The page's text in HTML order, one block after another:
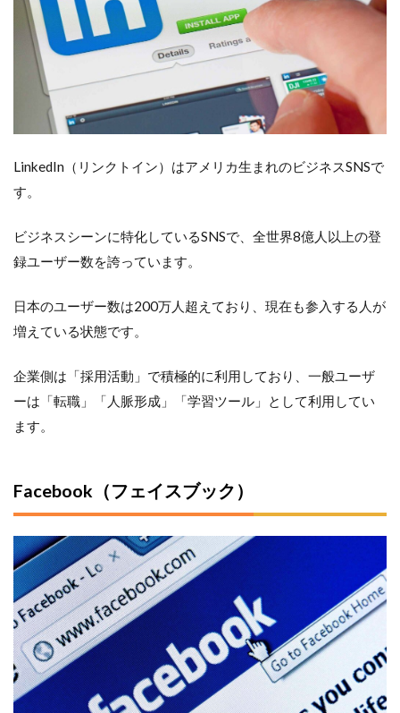
LinkedIn（リンクトイン）はアメリカ生まれのビジネスSNSで
す。
ビジネスシーンに特化しているSNSで、全世界8億人以上の登
録ユーザー数を誇っています。
日本のユーザー数は200万人超えており、現在も参入する人が
増えている状態です。
企業側は「採用活動」で積極的に利用しており、一般ユーザ
ーは「転職」「人脈形成」「学習ツール」として利用してい
ます。
Facebook（フェイスブック）